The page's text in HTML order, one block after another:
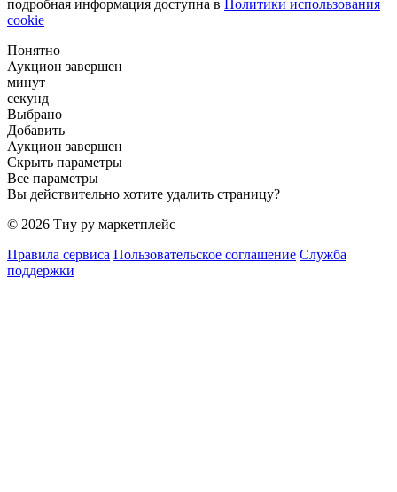
подробная информация доступна в Политики использования
cookie
Понятно
Аукцион завершен
минут
секунд
Выбрано
Добавить
Аукцион завершен
Скрыть параметры
Все параметры
Вы действительно хотите удалить страницу?
© 2026 Тиу ру маркетплейс
Правила сервиса Пользовательское соглашение Служба
поддержки